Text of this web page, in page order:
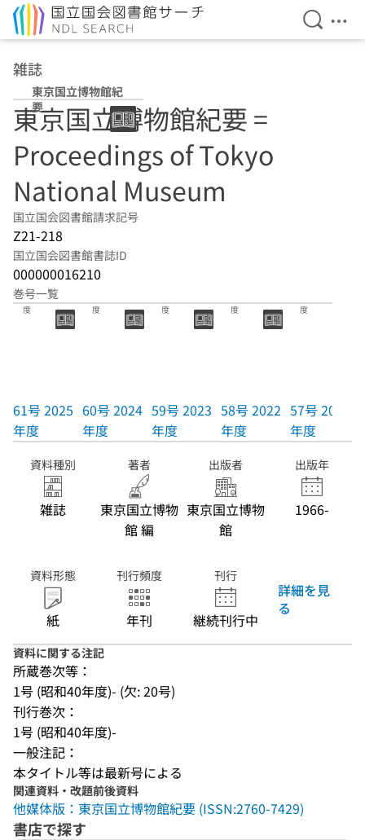
検索を
メ
雑誌
東京国立博物館紀
要
東京国立博物館紀要 =
Proceedings of Tokyo
National Museum
国立国会図書館請求記号
Z21-218
国立国会図書館書誌ID
000000016210
巻号一覧
61号 2025年
度
61号 2025
年度
度
60号 2024
年度
度
59号 2023
年度
度
58号 2022
年度
度
57号 2021
年度
資料種別
雑誌
著者
東京国立博物
館 編
出版者
東京国立博物
館
出版年
1966-
資料形態
紙
刊行頻度
年刊
刊行
継続刊行中
詳細を見
る
資料に関する注記
所蔵巻次等：
1号 (昭和40年度)- (欠: 20号)
刊行巻次：
1号 (昭和40年度)-
一般注記：
本タイトル等は最新号による
関連資料・改題前後資料
他媒体版：東京国立博物館紀要 (ISSN:2760-7429)
書店で探す